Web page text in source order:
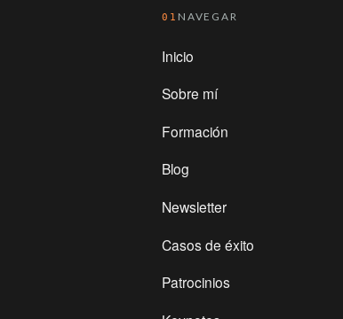
01 NAVEGAR
Inicio
Sobre mí
Formación
Blog
Newsletter
Casos de éxito
Patrocinios